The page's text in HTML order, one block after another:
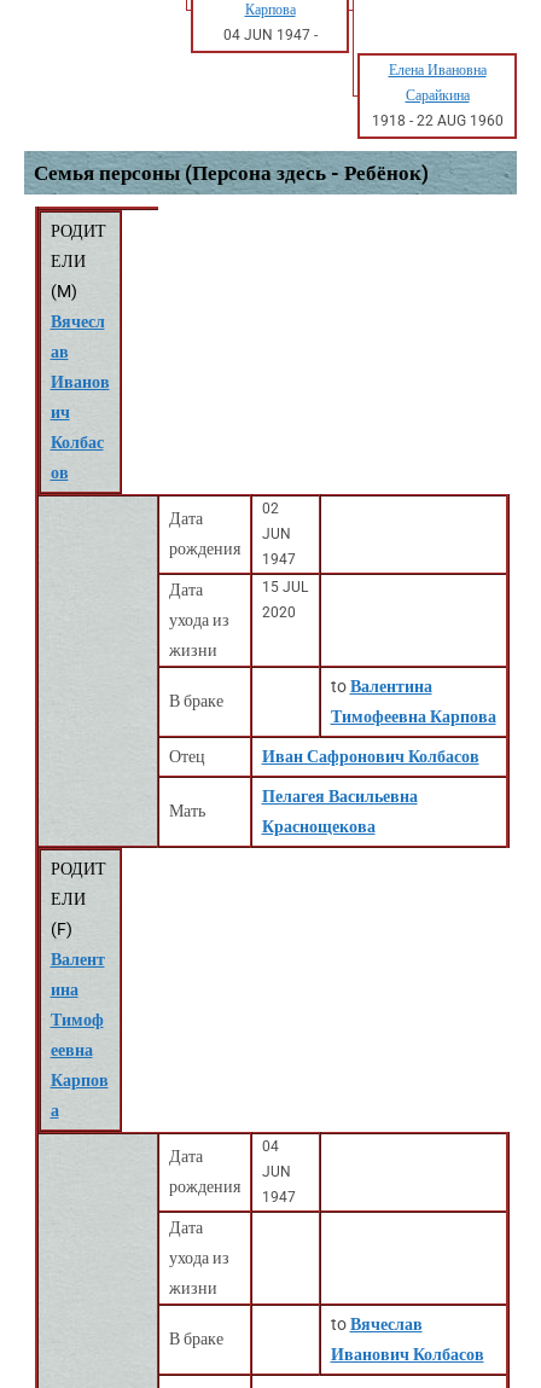
Карпова
04 JUN 1947-
Елена Ивановна
Сарайкина
1918 - 22 AUG 1960
Семья персоны (Персона здесь - Ребёнок)
РОДИТ
ЕЛИ
(M)
Вячесл
ав
Иванов
ич
Колбас
ов
Дата
рождения
02
JUN
1947
Дата
ухода из
жизни
15 JUL
2020
В браке
toВалентина
Тимофеевна Карпова
Отец Иван Сафронович Колбасов
Мать
Пелагея Васильевна
Краснощекова
РОДИТ
ЕЛИ
(F)
Валент
ина
Тимоф
еевна
Карпов
а
Дата
рождения
04
JUN
1947
Дата
ухода из
жизни
В браке
toВячеслав
Иванович Колбасов